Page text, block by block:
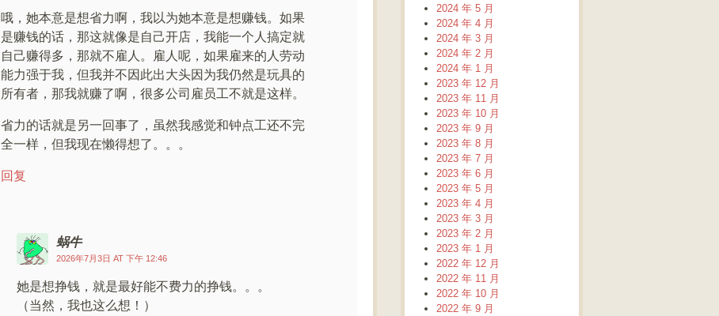
哦，她本意是想省力啊，我以为她本意是想赚钱。如果
是赚钱的话，那这就像是自己开店，我能一个人搞定就
自己赚得多，那就不雇人。雇人呢，如果雇来的人劳动
能力强于我，但我并不因此出大头因为我仍然是玩具的
所有者，那我就赚了啊，很多公司雇员工不就是这样。
省力的话就是另一回事了，虽然我感觉和钟点工还不完
全一样，但我现在懒得想了。。。
回复
蜗牛
2026年7月3日 AT 下午 12:46
她是想挣钱，就是最好能不费力的挣钱。。。
（当然，我也这么想！）
2024 年 5 月
2024 年 4 月
2024 年 3 月
2024 年 2 月
2024 年 1 月
2023 年 12 月
2023 年 11 月
2023 年 10 月
2023 年 9 月
2023 年 8 月
2023 年 7 月
2023 年 6 月
2023 年 5 月
2023 年 4 月
2023 年 3 月
2023 年 2 月
2023 年 1 月
2022 年 12 月
2022 年 11 月
2022 年 10 月
2022 年 9 月